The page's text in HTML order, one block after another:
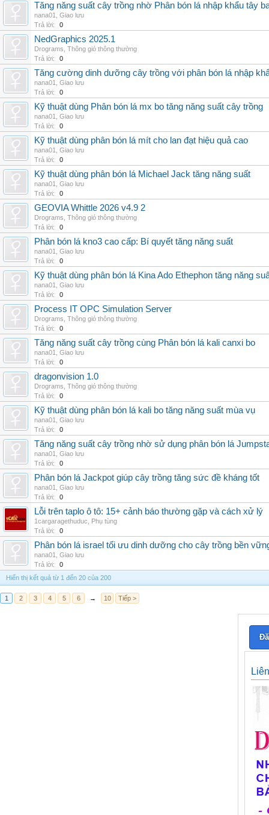
Tăng năng suất cây trồng nhờ Phân bón lá nhập khẩu tây
nana01
Giao lưu
Trả lời:
0
NedGraphics 2025.1
Drograms Thông gió thông thường
Trả lời:
0
Tăng cường dinh dưỡng cây trồng với phân bón lá nhập
nana01
Giao lưu
Trả lời:
0
Kỹ thuật dùng Phân bón lá mx bo tăng năng suất cây trồng
nana01
Giao lưu
Trả lời:
0
Kỹ thuật dùng phân bón lá mít cho lan đạt hiệu quả cao
nana01
Giao lưu
Trả lời:
0
Kỹ thuật dùng phân bón lá Michael Jack tăng năng suất
nana01
Giao lưu
Trả lời:
0
GEOVIA Whittle 2026 v4.9 2
Drograms Thông gió thông thường
Trả lời:
0
Phân bón lá kno3 cao cấp: Bí quyết tăng năng suất
nana01
Giao lưu
Trả lời:
0
Kỹ thuật dùng phân bón lá Kina Ado Ethephon tăng năng
nana01
Giao lưu
Trả lời:
0
Process IT OPC Simulation Server
Drograms Thông gió thông thường
Trả lời:
0
Tăng năng suất cây trồng cùng Phân bón lá kali canxi bo
nana01
Giao lưu
Trả lời:
0
dragonvision 1.0
Drograms Thông gió thông thường
Trả lời:
0
Kỹ thuật dùng phân bón lá kali bo tăng năng suất mùa vụ
nana01
Giao lưu
Trả lời:
0
Tăng năng suất cây trồng nhờ sử dụng phân bón lá
nana01
Giao lưu
Trả lời:
0
Phân bón lá Jackpot giúp cây trồng tăng sức đề kháng tốt
nana01
Giao lưu
Trả lời:
0
Lỗi trên taplo ô tô: 15+ cảnh báo thường gặp và cách xử lý
1cargaragethuduc
Phụ tùng
Trả lời:
0
Phân bón lá israel tối ưu dinh dưỡng cho cây trồng bền
nana01
Giao lưu
Trả lời:
0
Hiển thị kết quả từ 1 đến 20 của 200
1 2 3 4 5 6 → 10 Tiếp >